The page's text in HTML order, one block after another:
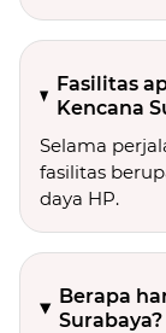
Fasilitas
Kencana
Selama
fasilitas
daya HP.
Berapa
Surabaya?